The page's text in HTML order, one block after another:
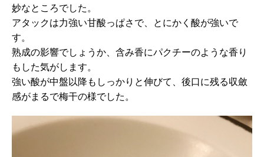
妙なところでした。
アタックは力強い甘酸っぱさで、とにかく酸が強いで
す。
熟成の影響でしょうか、含み香にパクチーのような香り
もした気がします。
強い酸が中盤以降もしっかりと伸びて、後口に残る収斂
感がまるで梅干の様でした。